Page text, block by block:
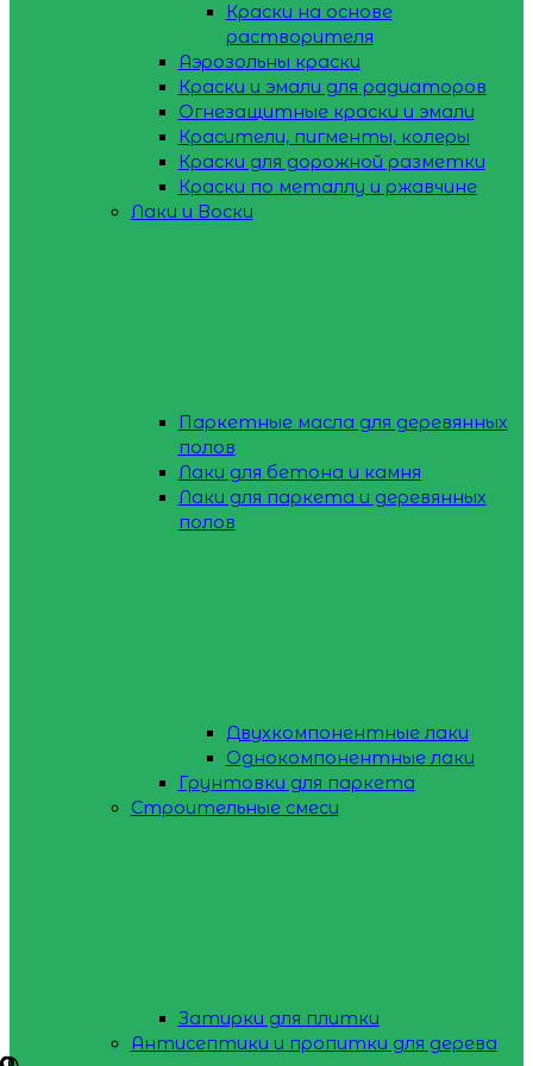
Краски на основе
растворителя
Аэрозольны краски
Краски и эмали для радиаторов
Огнезащитные краски и эмали
Красители, пигменты, колеры
Краски для дорожной разметки
Краски по металлу и ржавчине
Лаки и Воски
Паркетные масла для деревянных
полов
Лаки для бетона и камня
Лаки для паркета и деревянных
полов
Двухкомпонентные лаки
Однокомпонентные лаки
Грунтовки для паркета
Строительные смеси
Затирки для плитки
Антисептики и пропитки для дерева